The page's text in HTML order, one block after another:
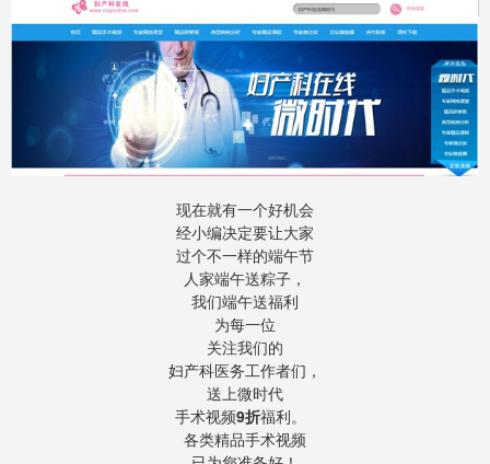
现在就有一个好机会
经小编决定要让大家
过个不一样的端午节
人家端午送粽子，
我们端午送福利
为每一位
关注我们的
妇产科医务工作者们，
送上微时代
手术视频9折福利。
各类精品手术视频